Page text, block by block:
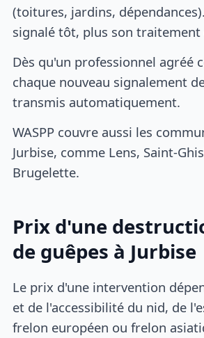
(toitures, jardins,
signalé tôt, plus son traitement
Dès qu'un professionnel agréé
chaque nouveau signalement
transmis automatiquement.
WASPP couvre aussi les
Jurbise, comme Lens, Saint-
Brugelette.
Prix d'une
de guêpes à Jurbise
Le prix d'une intervention
et de l'accessibilité du nid, de
frelon européen ou frelon